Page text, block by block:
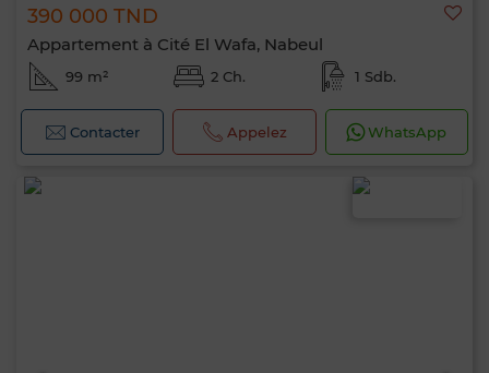
390 000 TND
Appartement à Cité El Wafa, Nabeul
99 m² 2 Ch. 1 Sdb.
Contacter Appelez WhatsApp